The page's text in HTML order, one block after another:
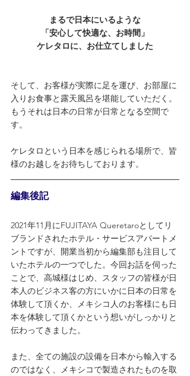
まるで日本にいるような
「安心して快適な、お時間」
ケレタロに、お仕立てしました
そして、お客様が実際に足を運び、お部屋に
入りお食事と露天風呂を堪能していただく。
もうそれは日本の日常が日常となる空間で
す。
ケレタロという日本を感じられる場所で、皆
様のお越しをお待ちしております。
編集後記
2021年11月にFUJITAYA Queretaroとしてリ
ブランドされたホテル・サービスアパートメ
ントですが、開業当初から編集部も注目して
いたホテルの一つでした。今回お話を伺った
ことで、高城様はじめ、スタッフの皆様が日
本人のビジネス客の方にいかに日本の日常を
体験して頂くか、メキシコ人のお客様にも日
本を体験して頂くかという想いがしっかりと
伝わってきました。
また、全ての施設の設備を日本から輸入する
のではなく、メキシコで製造されたものを取